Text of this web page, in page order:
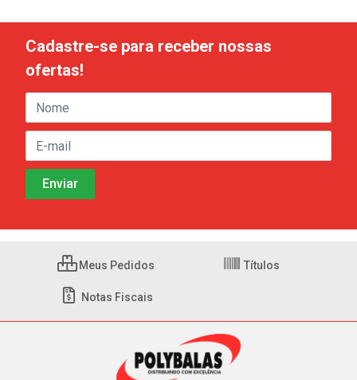
Cadastre-se para receber nossas
ofertas!
Meus Pedidos Títulos
Notas Fiscais